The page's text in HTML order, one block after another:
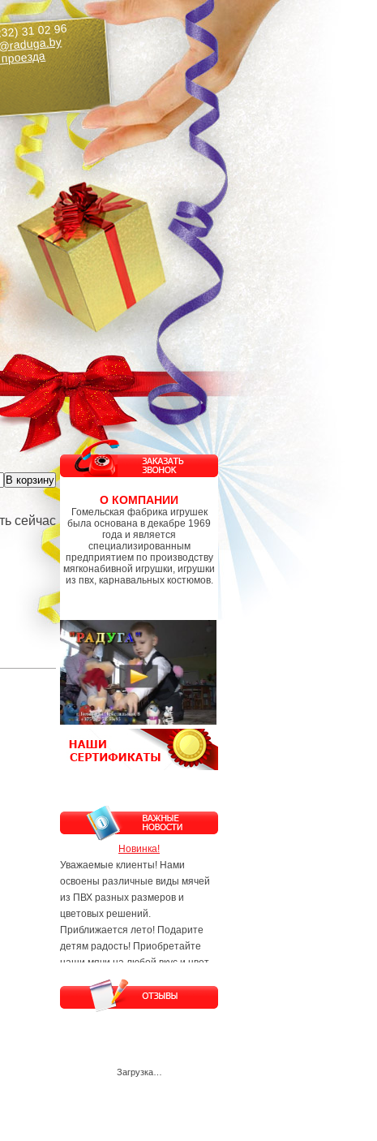
31 02 96
сейчас
О КОМПАНИИ
Гомельская фабрика игрушек
была основана в декабре 1969
года и является
специализированным
предприятием по производству
мягконабивной игрушки, игрушки
из пвх, карнавальных костюмов.
Новинка!
Уважаемые клиенты! Нами
освоены различные виды мячей
из ПВХ разных размеров и
цветовых решений.
Приближается лето! Подарите
детям радость! Приобретайте
наши мячи на любой вкус и цвет.
Будем рады Вам и Вашим
заявкам!
Загрузка…